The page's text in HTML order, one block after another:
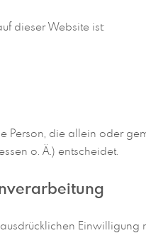
dieser Website ist:
Person, die allein oder
o. Ä.) entscheidet.